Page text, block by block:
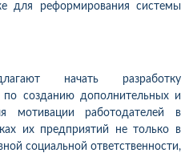
для реформирования системы
начать разработку
по созданию дополнительных и
мотивации работодателей в
их предприятий не только в
социальной ответственности,